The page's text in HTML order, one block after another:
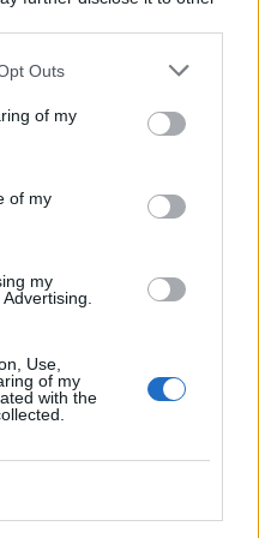
Outs
of my
of my
my
Use,
of my
with the
έχουν ήδη
συστήματος υγείας.
πολιτών,
οι ηλεκτρονικές
υγείας.
έμφαση στη
ποιοτικών
υγείας